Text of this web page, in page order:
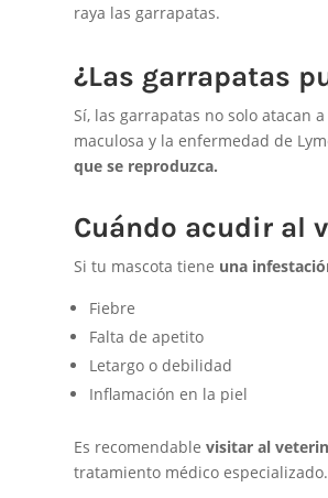
raya las garrapatas.
¿Las garrapatas
Sí, las garrapatas no solo atacan
maculosa y la enfermedad de
que se reproduzca.
Cuándo acudir al
Si tu mascota tiene una
Fiebre
Falta de apetito
Letargo o debilidad
Inflamación en la piel
Es recomendablevisitar al
tratamiento médico especializado.